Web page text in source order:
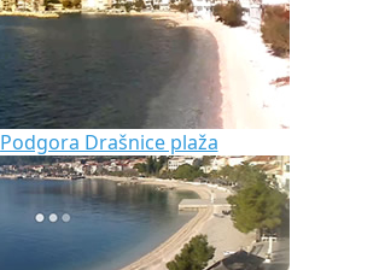
Podgora Drašnice plaža